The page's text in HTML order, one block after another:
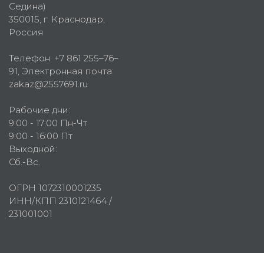
Седина)
350015, г. Краснодар,
Россия
Телефон: +7 861 255–76–
91, Электронная почта:
zakaz@2557691.ru
Рабочие дни:
9:00 - 17:00 Пн-Чт
9:00 - 16:00 Пт
Выходной:
Сб.-Вс.
ОГРН 1072310001235
ИНН/КПП 2310121464 /
231001001